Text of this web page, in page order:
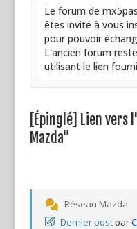
Le forum de
êtes invité à vous
pour pouvoir
L'ancien forum
utilisant le lien
[Épinglé] Lien vers
Mazda"
Réseau Mazda
Dernier postpar